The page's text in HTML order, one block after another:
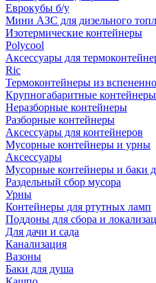
Еврокубы б/у
Мини АЗС для дизельного
Изотермические контейнеры
Polycool
Аксессуары для
Ric
Термоконтейнеры из
Крупногабаритные контейнеры
Неразборные контейнеры
Разборные контейнеры
Аксессуары для контейнеров
Мусорные контейнеры и урны
Аксессуары
Мусорные контейнеры и баки
Раздельный сбор мусора
Урны
Контейнеры для ртутных ламп
Поддоны для сбора и
Для дачи и сада
Канализация
Вазоны
Баки для душа